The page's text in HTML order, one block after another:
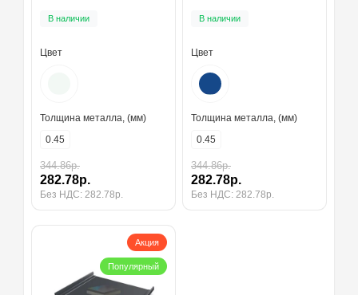
В наличии
Цвет
Толщина металла, (мм)
0.45
344.86р.
282.78р.
Без НДС: 282.78р.
В наличии
Цвет
Толщина металла, (мм)
0.45
344.86р.
282.78р.
Без НДС: 282.78р.
Акция
Популярный